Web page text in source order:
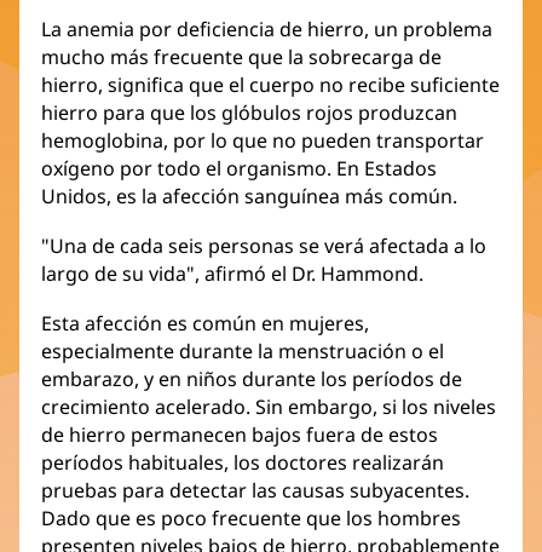
La anemia por deficiencia de hierro, un problema
mucho más frecuente que la sobrecarga de
hierro, significa que el cuerpo no recibe suficiente
hierro para que los glóbulos rojos produzcan
hemoglobina, por lo que no pueden transportar
oxígeno por todo el organismo. En Estados
Unidos, es la afección sanguínea más común.
"Una de cada seis personas se verá afectada a lo
largo de su vida", afirmó el Dr. Hammond.
Esta afección es común en mujeres,
especialmente durante la menstruación o el
embarazo, y en niños durante los períodos de
crecimiento acelerado. Sin embargo, si los niveles
de hierro permanecen bajos fuera de estos
períodos habituales, los doctores realizarán
pruebas para detectar las causas subyacentes.
Dado que es poco frecuente que los hombres
presenten niveles bajos de hierro, probablemente